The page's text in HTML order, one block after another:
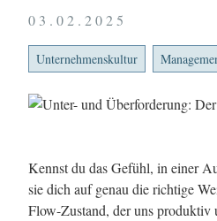
03.02.2025
Unternehmenskultur
Kennst du das Gefühl, in einer
sie dich auf genau die richtige
Flow-Zustand, der uns produktiv